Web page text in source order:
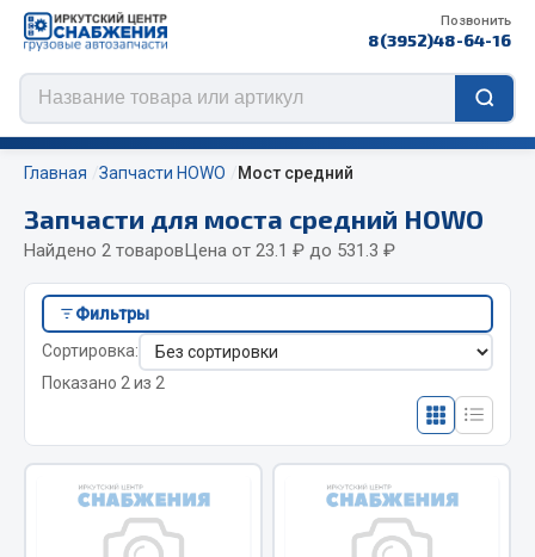
Позвонить
8(3952)48-64-16
Цепи противоскольжения
ЦЕПИ РОССИЯ
ЦЕПИ BOHU (Китай)
Изготовление цепей на колеса BOHU
Весь раздел
Отопители салона, подогреватели
Главная Запчасти HOWO Мост средний
Запчасти для моста средний HOWO
Найдено 2 товаровЦена от 23.1 ₽ до 531.3 ₽
Фильтры
Сортировка:
Показано 2 из 2